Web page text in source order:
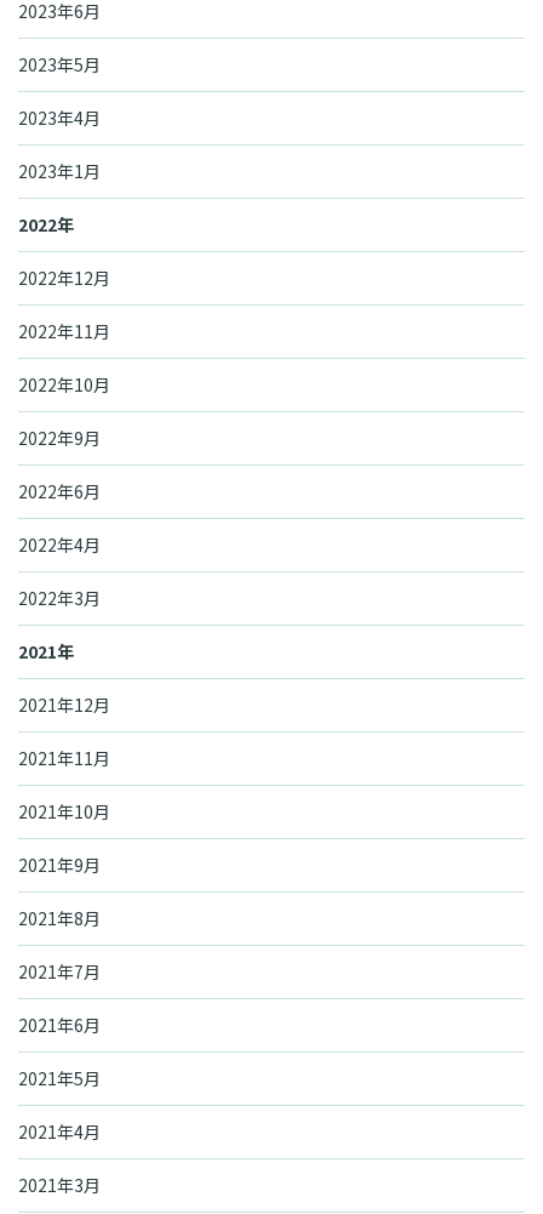
2023年6月
2023年5月
2023年4月
2023年1月
2022年
2022年12月
2022年11月
2022年10月
2022年9月
2022年6月
2022年4月
2022年3月
2021年
2021年12月
2021年11月
2021年10月
2021年9月
2021年8月
2021年7月
2021年6月
2021年5月
2021年4月
2021年3月